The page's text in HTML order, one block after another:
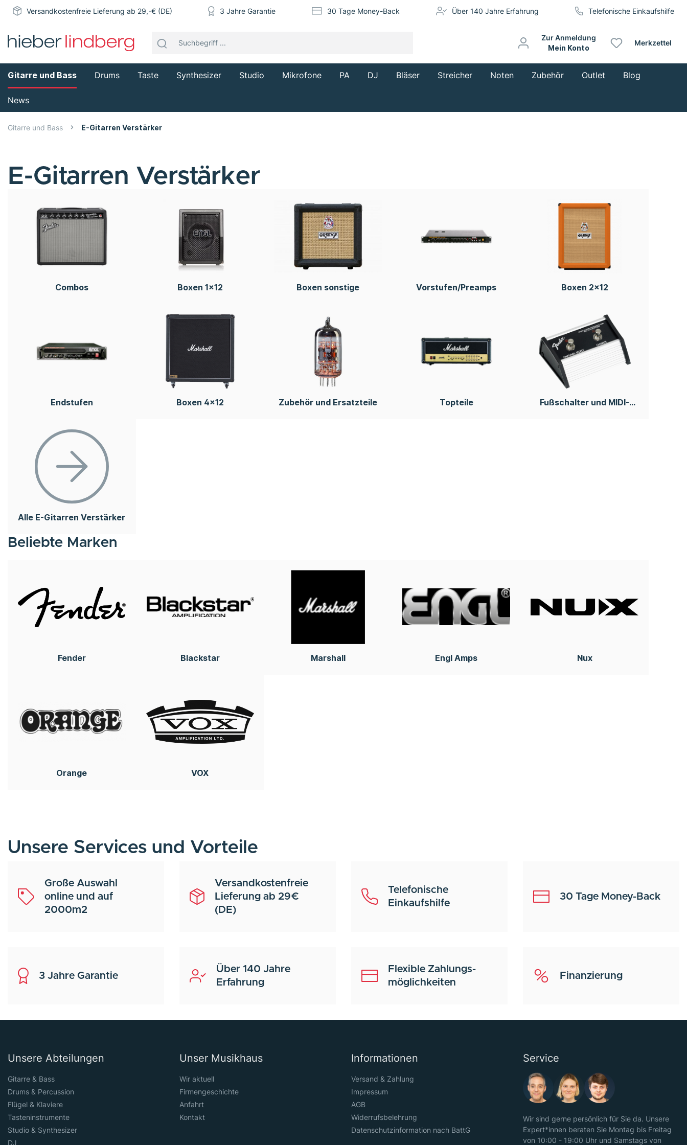
Versandkostenfreie Lieferung ab 29,-€ (DE) 3 Jahre Garantie 30 Tage Money-Back Über 140 Jahre Erfahrung Telefonische Einkaufshilfe
Zur Anmeldung
Mein Konto
Merkzettel
Gitarre und Bass Drums Taste Synthesizer Studio Mikrofone PA DJ Bläser Streicher Noten Zubehör Outlet Blog
News
Gitarre und Bass E-Gitarren Verstärker
E-Gitarren Verstärker
Combos Boxen 1x12 Boxen sonstige Vorstufen/Preamps Boxen 2x12
Endstufen Boxen 4x12 Zubehör und Ersatzteile Topteile
Fußschalter und MIDI-
Alle E-Gitarren Verstärker
Beliebte Marken
Fender Blackstar Marshall Engl Amps Nux
Orange VOX
Unsere Services und Vorteile
Große Auswahl
online und auf
2000m2
Versandkostenfreie
Lieferung ab 29€
(DE)
Telefonische
Einkaufshilfe
30 Tage Money-Back
3 Jahre Garantie
Über 140 Jahre
Erfahrung
Flexible Zahlungs-
möglichkeiten
Finanzierung
Unsere Abteilungen
Gitarre & Bass
Drums & Percussion
Flügel & Klaviere
Tasteninstrumente
Studio & Synthesizer
DJ
Unser Musikhaus
Wir aktuell
Firmengeschichte
Anfahrt
Kontakt
Informationen
Versand & Zahlung
Impressum
AGB
Widerrufsbelehrung
Datenschutzinformation nach BattG
Service
Wir sind gerne persönlich für Sie da. Unsere
Expert*innen beraten Sie Montag bis Freitag
von 10:00 - 19:00 Uhr und Samstags von